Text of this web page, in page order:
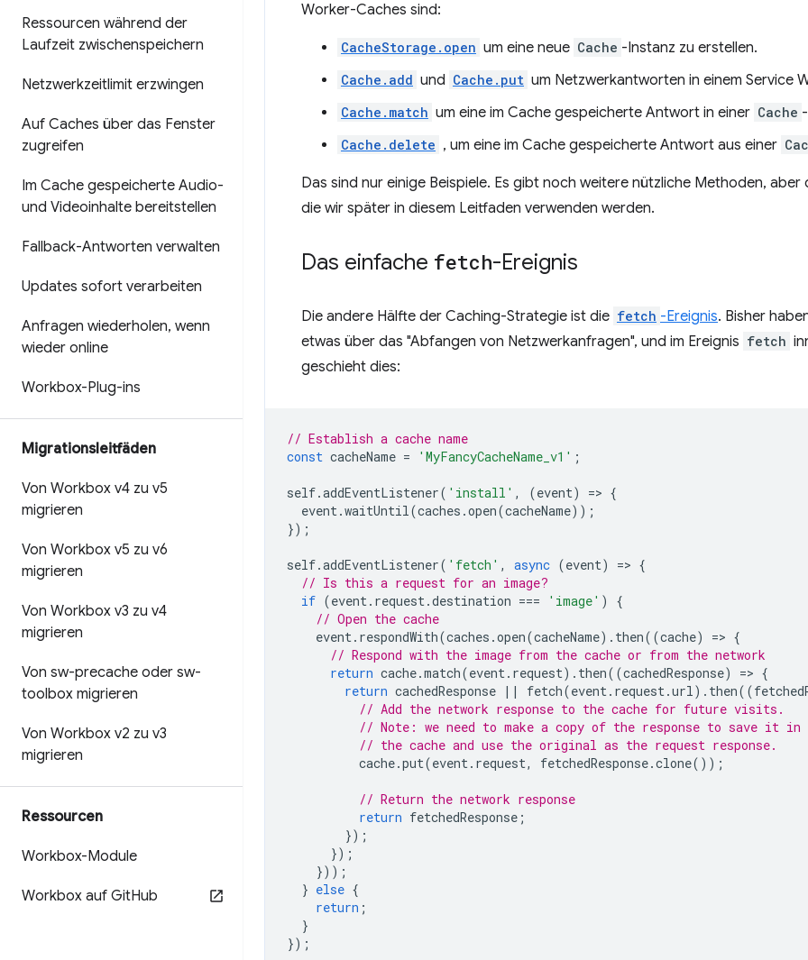
Ressourcen während der
Laufzeit zwischenspeichern
Netzwerkzeitlimit erzwingen
Auf Caches über das Fenster
zugreifen
Im Cache gespeicherte Audio-
und Videoinhalte bereitstellen
Fallback-Antworten verwalten
Updates sofort verarbeiten
Anfragen wiederholen, wenn
wieder online
Workbox-Plug-ins
Migrationsleitfäden
Von Workbox v4 zu v5
migrieren
Von Workbox v5 zu v6
migrieren
Von Workbox v3 zu v4
migrieren
Von sw-precache oder sw-
toolbox migrieren
Von Workbox v2 zu v3
migrieren
Ressourcen
Workbox-Module
Workbox auf GitHub
Worker-Caches sind:
CacheStorage.open um eine neue Cache -Instanz zu erstellen.
Cache.add und Cache.put um Netzwerkantworten in einem Service
Cache.match um eine im Cache gespeicherte Antwort in einer Cache
Cache.delete , um eine im Cache gespeicherte Antwort aus einer
Das sind nur einige Beispiele. Es gibt noch weitere nützliche Methoden,
die wir später in diesem Leitfaden verwenden werden.
Das einfache fetch-Ereignis
Die andere Hälfte der Caching-Strategie ist die fetch -Ereignis. Bisher
etwas über das "Abfangen von Netzwerkanfragen", und im Ereignis fetch
geschieht dies:
// Establish a cache name
const cacheName = 'MyFancyCacheName_v1' ;
self.addEventListener( 'install' , (event) => {
event.waitUntil(caches .open(cacheName));
});
self.addEventListener( 'fetch' , async (event) => {
// Is this a request for an image?
if (event. request.destination === 'image' )
{
// Open the cache
event. respondWith(caches .open(cacheName). then((cache) => {
// Respond with the image from the cache or from the network
return cache.match(event. request). then((cachedResponse) => {
return cachedResponse || fetch(event. request.url). then((
// Add the network response to the cache for future visits.
// Note: we need to make a copy of the response to save it in
// the cache and use the original as the request response.
cache.put(event. request, fetchedResponse.clone());
// Return the network response
return fetchedResponse ;
});
});
}));
} else {
return ;
}
});